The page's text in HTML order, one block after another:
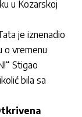
u Kozarskoj
je iznenadio
o vremenu
Stigao
bila sa